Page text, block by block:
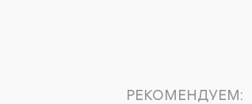
РЕКОМЕНДУЕМ: